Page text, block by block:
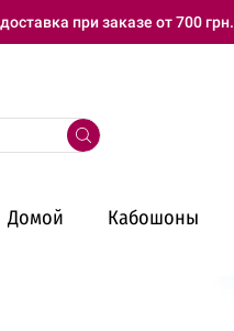
при заказе от 700 грн.
Домой Кабошоны